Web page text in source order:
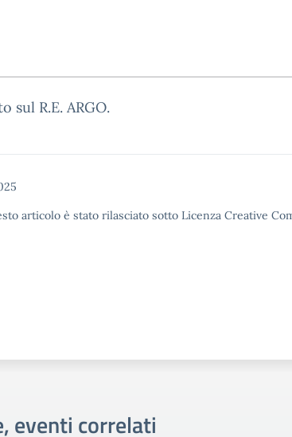
sul R.E. ARGO.
articolo è stato rilasciato sotto Licenza Creative
eventi correlati